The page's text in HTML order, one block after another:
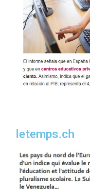
letemps.ch